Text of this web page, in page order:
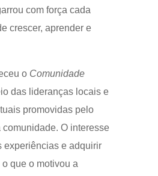
com força cada
crescer, aprender e
o Comunidade
das lideranças locais e
promovidas pelo
comunidade. O interesse
experiências e adquirir
que o motivou a